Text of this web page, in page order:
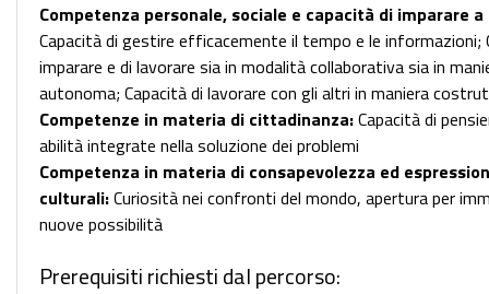
Competenza personale, sociale e capacità di imparare
Capacità di gestire efficacemente il tempo e le informazioni;
imparare e di lavorare sia in modalità collaborativa sia in
autonoma; Capacità di lavorare con gli altri in maniera
Competenze in materia di cittadinanza:Capacità di
abilità integrate nella soluzione dei problemi
Competenza in materia di consapevolezza ed
culturali:Curiosità nei confronti del mondo, apertura per
nuove possibilità
Prerequisiti richiesti dal percorso: